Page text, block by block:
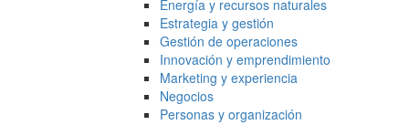
Energía y recursos naturales
Estrategia y gestión
Gestión de operaciones
Innovación y emprendimiento
Marketing y experiencia
Negocios
Personas y organización